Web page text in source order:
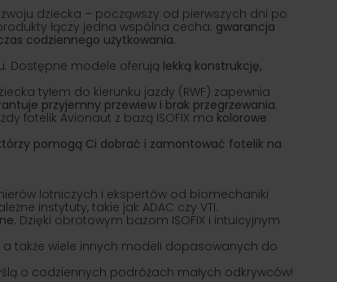
dziecka – począwszy od pierwszych dni po
łączy jedna wspólna cecha: gwarancja
codziennego użytkowania.
Dostępne modele oferują lekką konstrukcję,
tyłem do kierunku jazdy (RWF) zapewnia
przyjemny przewiew i brak przegrzewania.
fotelik Avionaut z bazą ISOFIX ma kolorowe
pomogą Ci dobrać i zamontować fotelik na
lotniczych i ekspertów od biomechaniki
instytuty, takie jak ADAC czy VTI.
Dzięki obrotowym bazom ISOFIX i intuicyjnym
a także wiele innych modeli dopasowanych do
o codziennych podróżach małych odkrywców!